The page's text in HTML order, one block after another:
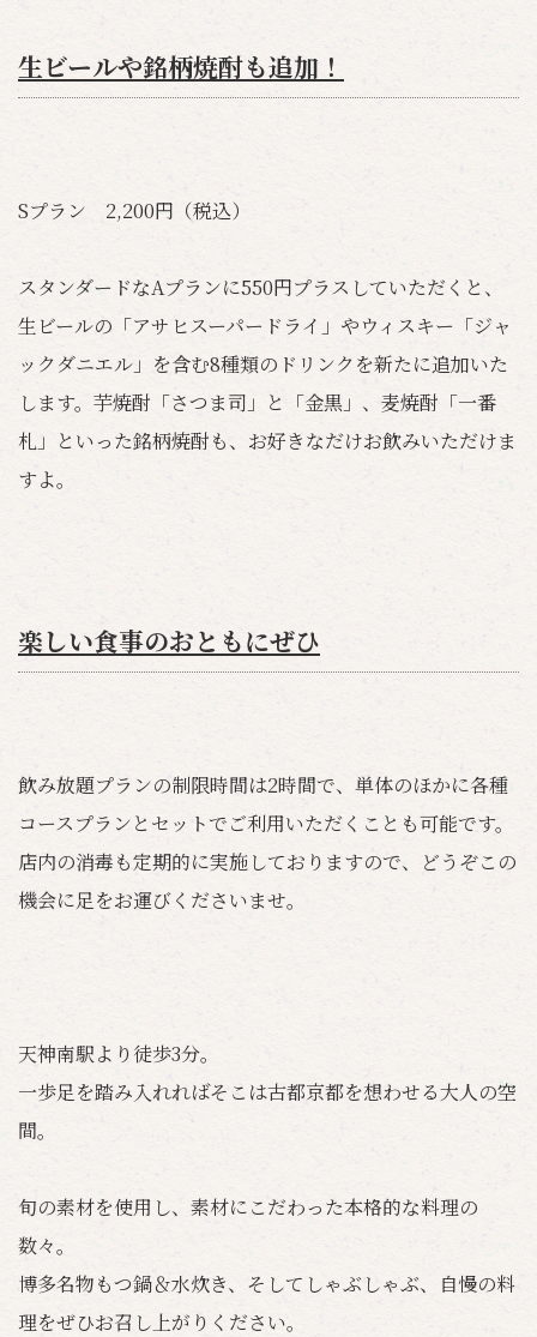
生ビールや銘柄焼酎も追加！
Sプラン 2,200円（税込）
スタンダードなAプランに550円プラスしていただくと、
生ビールの「アサヒスーパードライ」やウィスキー「ジャ
ックダニエル」を含む8種類のドリンクを新たに追加いた
します。芋焼酎「さつま司」と「金黒」、麦焼酎「一番
札」といった銘柄焼酎も、お好きなだけお飲みいただけま
すよ。
楽しい食事のおともにぜひ
飲み放題プランの制限時間は2時間で、単体のほかに各種
コースプランとセットでご利用いただくことも可能です。
店内の消毒も定期的に実施しておりますので、どうぞこの
機会に足をお運びくださいませ。
天神南駅より徒歩3分。
一歩足を踏み入れればそこは古都京都を想わせる大人の空
間。
旬の素材を使用し、素材にこだわった本格的な料理の
数々。
博多名物もつ鍋＆水炊き、そしてしゃぶしゃぶ、自慢の料
理をぜひお召し上がりください。